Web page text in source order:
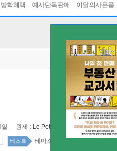
학혜택 예사단독판매 이달의사은품
원제 : Le Petit Prince
베스트 테마소설 18위